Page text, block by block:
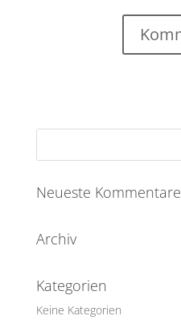
Neueste Kommentare
Archiv
Kategorien
Keine Kategorien